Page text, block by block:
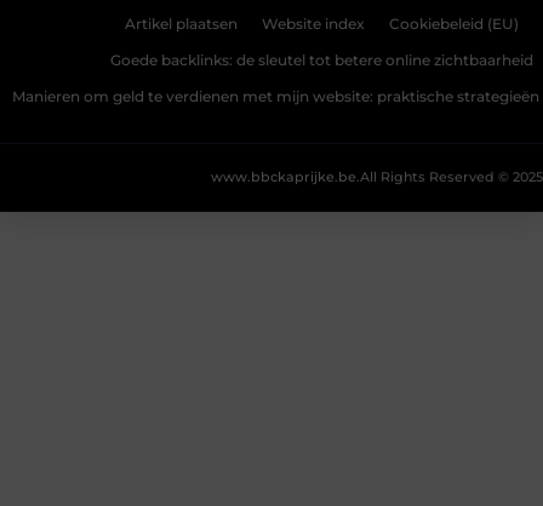
Artikel plaatsen Website index Cookiebeleid (EU)
Goede backlinks: de sleutel tot betere online zichtbaarheid
Manieren om geld te verdienen met mijn website: praktische strategieën
All Rights Reserved © 2025
www.bbckaprijke.be.